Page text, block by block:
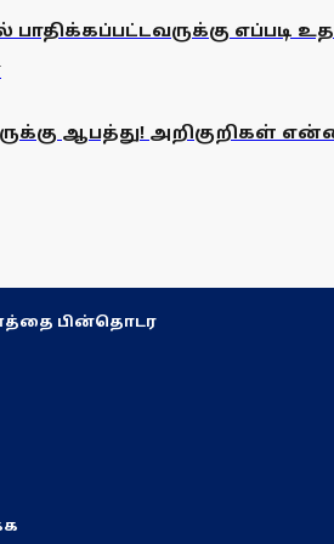
எப்படி
ஆபத்து! அறிகுறிகள்
பின்தொடர